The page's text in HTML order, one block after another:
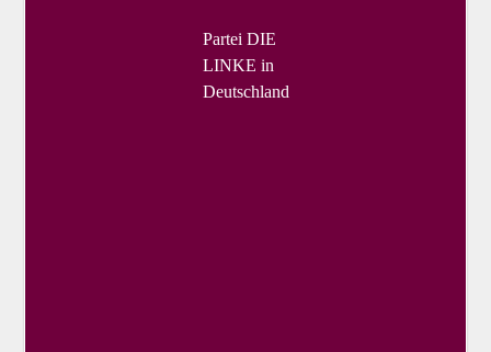
Partei DIE
LINKE in
Deutschland